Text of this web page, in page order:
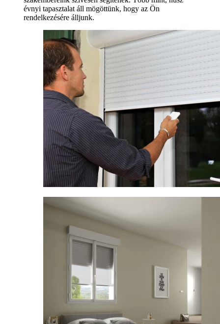
évnyi tapasztalat áll mögöttünk, hogy az Ön
rendelkezésére álljunk.